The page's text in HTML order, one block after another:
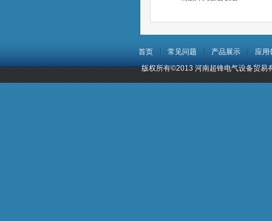
首页 常见问题 产品展示
应用
版权所有©2013 河南超锋电气设备贸易